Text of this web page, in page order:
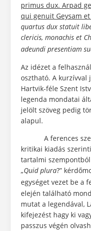
primus dux. Arpad
qui genuit Geysam
quartus dux statuit
clericis, monachis et
adeundi presentiam
Az idézet a
osztható. A kurzívval
Hartvik-féle Szent
legenda mondatai
jelölt szöveg pedig
alapul.
A ferences
kritikai kiadás
tartalmi
„Quid plura?”
egységet vezet be a
elején található
mutat a legendával,
kifejezést hagy ki
passzus végén